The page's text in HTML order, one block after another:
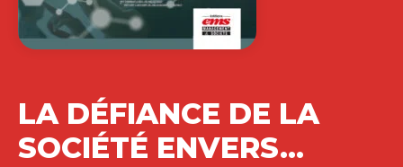
LA DÉFIANCE DE LA
SOCIÉTÉ ENVERS…